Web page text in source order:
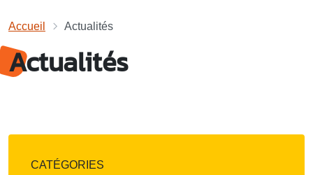
Accueil Actualités
Actualités
CATÉGORIES